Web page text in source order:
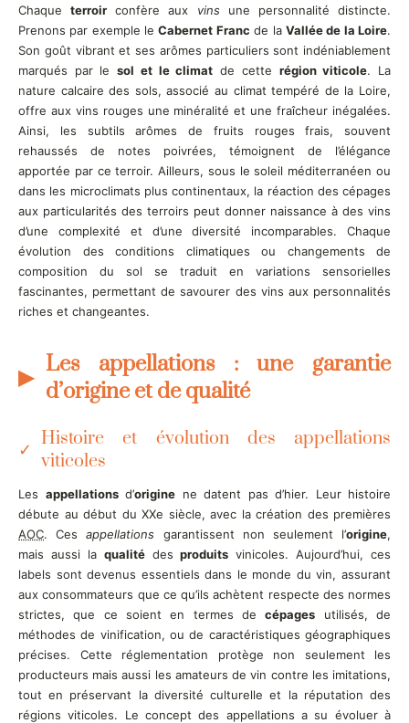
Chaqueterroir confère aux vinsune personnalité distincte.
Prenons par exemple leCabernet Franc de la Vallée de la Loire.
Son goût vibrant et ses arômes particuliers sont indéniablement
marqués par lesol et le climat de cette région viticole. La
nature calcaire des sols, associé au climat tempéré de la Loire,
offre aux vins rouges une minéralité et une fraîcheur inégalées.
Ainsi, les subtils arômes de fruits rouges frais, souvent
rehaussés de notes poivrées, témoignent de l’élégance
apportée par ce terroir. Ailleurs, sous le soleil méditerranéen ou
dans les microclimats plus continentaux, la réaction des cépages
aux particularités des terroirs peut donner naissance à des vins
d’une complexité et d’une diversité incomparables. Chaque
évolution des conditions climatiques ou changements de
composition du sol se traduit en variations sensorielles
fascinantes, permettant de savourer des vins aux personnalités
riches et changeantes.
Les appellations : une garantie
d’origine et de qualité
Histoire et évolution des appellations
viticoles
Les appellationsd’origine ne datent pas d’hier. Leur histoire
débute au début du XXe siècle, avec la création des premières
AOC. Cesappellations garantissent non seulement l’origine,
mais aussi la qualitédesproduits vinicoles. Aujourd’hui, ces
labels sont devenus essentiels dans le monde du vin, assurant
aux consommateurs que ce qu’ils achètent respecte des normes
strictes, que ce soient en termes decépages utilisés, de
méthodes de vinification, ou de caractéristiques géographiques
précises. Cette réglementation protège non seulement les
producteurs mais aussi les amateurs de vin contre les imitations,
tout en préservant la diversité culturelle et la réputation des
régions viticoles. Le concept des appellations a su évoluer à